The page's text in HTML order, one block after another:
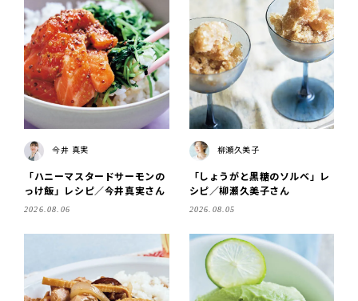
今井 真実
「ハニーマスタードサーモンの
っけ飯」レシピ／今井真実さん
2026.08.06
柳瀬久美子
「しょうがと黒糖のソルベ」レ
シピ／柳瀬久美子さん
2026.08.05